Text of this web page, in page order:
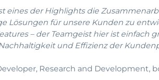
eines der Highlights die
Lösungen für unsere Kunden zu
– der Teamgeist hier ist einfach
und Effizienz der
Research and Development,